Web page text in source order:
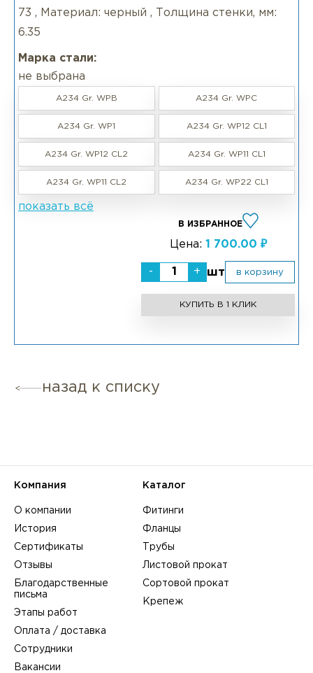
73 , Материал: черный , Толщина стенки, мм:
6.35
Марка стали:
не выбрана
A234 Gr. WPB A234 Gr. WPC
A234 Gr. WP1 A234 Gr. WP12 CL1
A234 Gr. WP12 CL2 A234 Gr. WP11 CL1
A234 Gr. WP11 CL2 A234 Gr. WP22 CL1
показать всё
В ИЗБРАННОЕ
Цена: 1 700.00 ₽
- + шт в корзину
КУПИТЬ В 1 КЛИК
назад к списку
Компания
О компании
История
Сертификаты
Отзывы
Благодарственные
письма
Этапы работ
Оплата / доставка
Сотрудники
Вакансии
Каталог
Фитинги
Фланцы
Трубы
Листовой прокат
Сортовой прокат
Крепеж